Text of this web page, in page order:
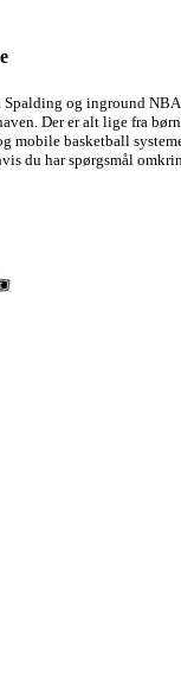
Spalding og inground
Der er alt lige fra
mobile basketball
du har spørgsmål